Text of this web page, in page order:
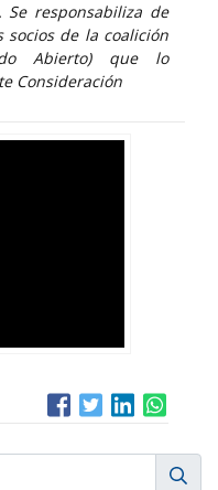
Se responsabiliza de
socios de la coalición
Abierto) que lo
Consideración